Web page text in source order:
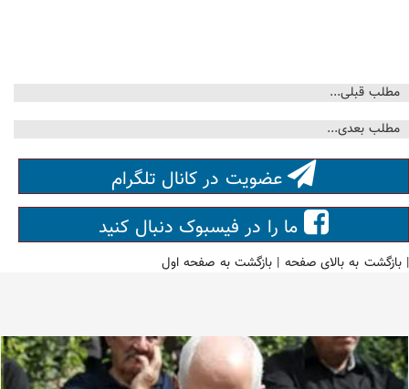
مطلب قبلی...
مطلب بعدی...
عضویت در کانال تلگرام
ما را در فیسبوک دنبال کنید
|بازگشت به بالای صفحه |بازگشت به صفحه اول